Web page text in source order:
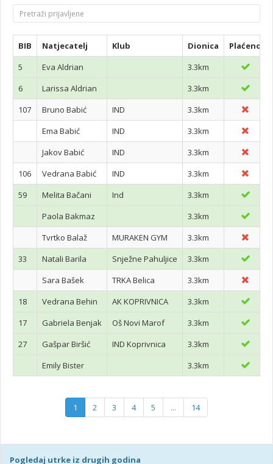
BIB Natjecatelj Klub Dionica
Plaćeno
5
Eva Aldrian
3.3km
6
Larissa Aldrian
3.3km
107
Bruno Babić IND
3.3km
Ema Babić
IND
3.3km
Jakov Babić
IND
3.3km
106
Vedrana Babić IND
3.3km
59
Melita Bačani Ind
3.3km
Paola Bakmaz
3.3km
Tvrtko Balaž
MURAKEN GYM
3.3km
33
Natali Barila Snježne Pahuljice
3.3km
Sara Bašek
TRKA Belica
3.3km
18
Vedrana Behin AK KOPRIVNICA
3.3km
17
Gabriela Benjak Oš Novi Marof
3.3km
27
Gašpar Biršić IND Koprivnica
3.3km
Emily Bister
3.3km
1 2 3 4 5 ... 14
Pogledaj utrke iz drugih godina